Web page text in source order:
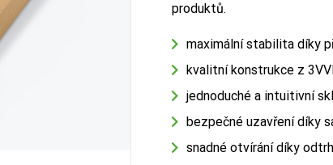
produktů.
maximální stabilita díky
kvalitní konstrukce z
jednoduché a intuitivní
bezpečné uzavření díky
snadné otvírání díky
mezi vnějším a vnitřním měřením.